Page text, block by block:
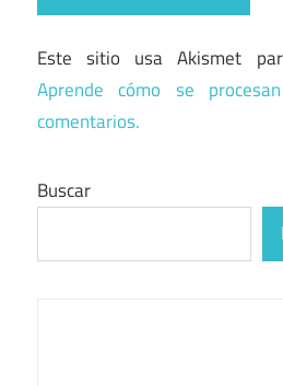
Este sitio usa Akismet
Aprende cómo se
comentarios.
Buscar